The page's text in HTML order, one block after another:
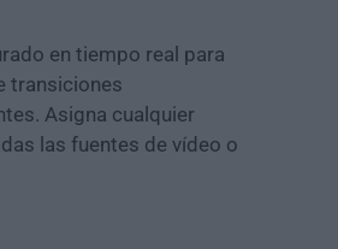
en tiempo real para
transiciones
Asigna cualquier
las fuentes de vídeo o